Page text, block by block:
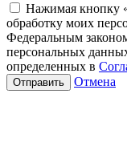
Нажимая кнопку
обработку моих
Федеральным
персональных
определенных в
Отмена